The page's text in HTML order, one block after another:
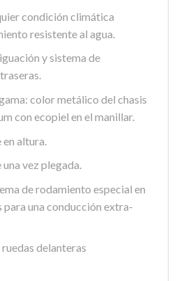
condición climática
resistente al agua.
y sistema de
color metálico del chasis
con ecopiel en el manillar.
altura.
una vez plegada.
de rodamiento especial en
para una conducción extra-
delanteras